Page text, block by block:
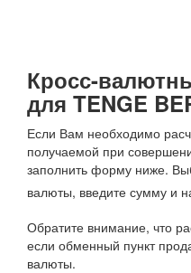
Кросс-
для TENGE
Если Вам необходимо
получаемой при
заполнить форму ниже.
валюты, введите сумму и
Обратите внимание, что
если обменный пункт
валюты.